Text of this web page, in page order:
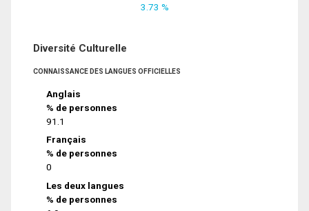
3.73 %
Diversité Culturelle
CONNAISSANCE DES LANGUES OFFICIELLES
Anglais
% de personnes
91.1
Français
% de personnes
0
Les deux langues
% de personnes